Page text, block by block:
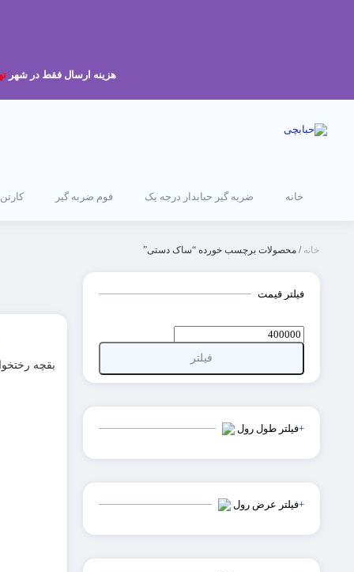
هزینه ارسال فقط در شهر
خانه ضربه گیر حبابدار درجه یک فوم ضربه گیر
خانه / محصولات برچسب خورده “ساک دستی”
فیلتر قیمت
فیلتر
فیلتر طول رول+
فیلتر عرض رول+
بقچه